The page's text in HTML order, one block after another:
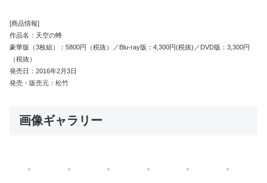
[商品情報]
作品名：天空の蜂
豪華版（3枚組）：5800円（税抜）／Blu-ray版：4,300円(税抜)／DVD版：3,300円
（税抜）
発売日：2016年2月3日
発売・販売元：松竹
画像ギャラリー